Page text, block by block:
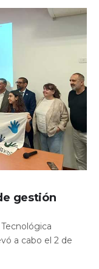
gestión
a cabo el 2 de